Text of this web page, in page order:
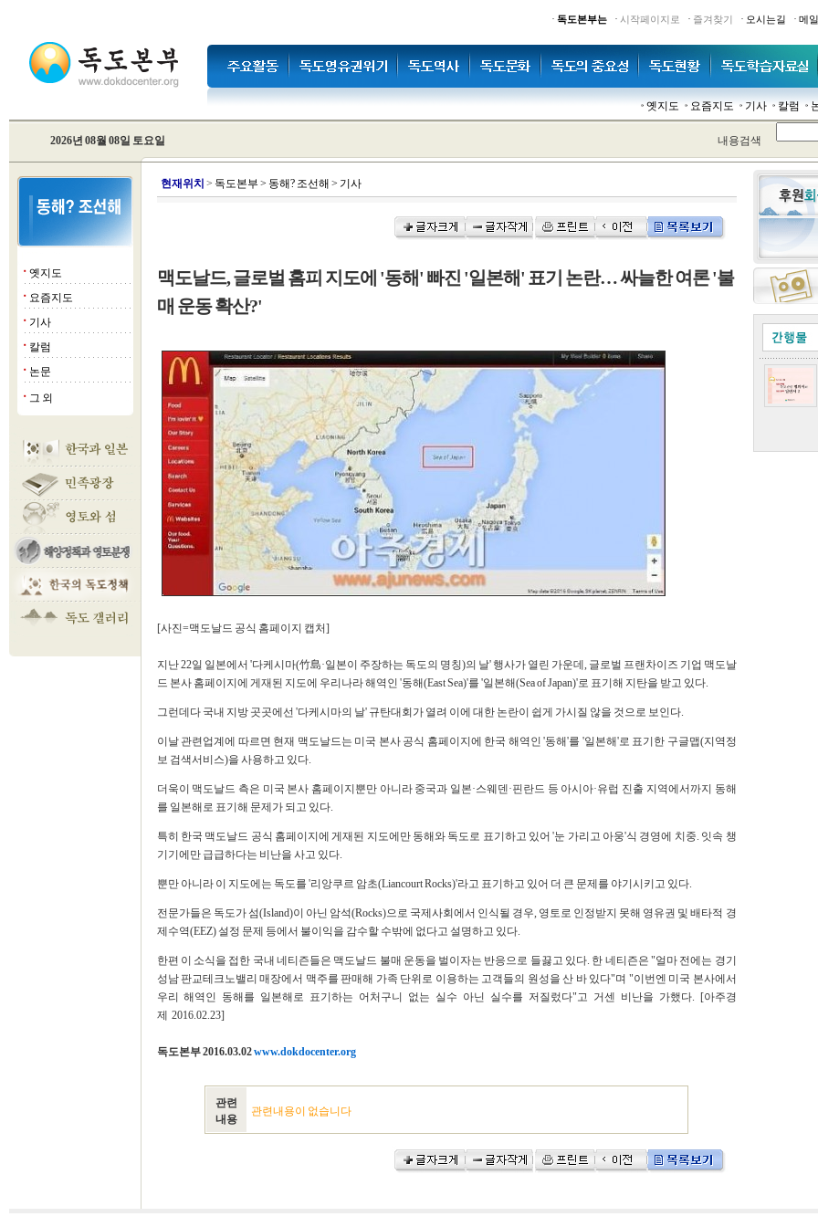
· 독도본부는 · 시작페이지로 · 즐겨찾기 · 오시는길 · 메
옛지도 요즘지도 기사 칼럼
2026년 08월 08일 토요일 내용검색
■ 옛지도
■ 요즘지도
■ 기사
■ 칼럼
■ 논문
■ 그 외
현재위치 > 독도본부 > 동해? 조선해 > 기사
맥도날드, 글로벌 홈피 지도에 '동해' 빠진 '일본해' 표기 논란… 싸늘한 여론 '불
매 운동 확산?'
[사진=맥도날드 공식 홈페이지 캡처]
지난 22일 일본에서 '다케시마(竹島·일본이 주장하는 독도의 명칭)의 날' 행사가 열린 가운데, 글로벌 프랜차이즈 기업 맥도날
드 본사 홈페이지에 게재된 지도에 우리나라 해역인 '동해(East Sea)'를 '일본해(Sea of Japan)'로 표기해 지탄을 받고 있다.
그런데다 국내 지방 곳곳에선 '다케시마의 날' 규탄대회가 열려 이에 대한 논란이 쉽게 가시질 않을 것으로 보인다.
이날 관련업계에 따르면 현재 맥도날드는 미국 본사 공식 홈페이지에 한국 해역인 '동해'를 '일본해'로 표기한 구글맵(지역정
보 검색서비스)을 사용하고 있다.
더욱이 맥도날드 측은 미국 본사 홈페이지뿐만 아니라 중국과 일본·스웨덴·핀란드 등 아시아·유럽 진출 지역에서까지 동해
를 일본해로 표기해 문제가 되고 있다.
특히 한국 맥도날드 공식 홈페이지에 게재된 지도에만 동해와 독도로 표기하고 있어 '눈 가리고 아웅'식 경영에 치중. 잇속 챙
기기에만 급급하다는 비난을 사고 있다.
뿐만 아니라 이 지도에는 독도를 '리앙쿠르 암초(Liancourt Rocks)'라고 표기하고 있어 더 큰 문제를 야기시키고 있다.
전문가들은 독도가 섬(Island)이 아닌 암석(Rocks)으로 국제사회에서 인식될 경우, 영토로 인정받지 못해 영유권 및 배타적 경
제수역(EEZ) 설정 문제 등에서 불이익을 감수할 수밖에 없다고 설명하고 있다.
한편 이 소식을 접한 국내 네티즌들은 맥도날드 불매 운동을 벌이자는 반응으로 들끓고 있다. 한 네티즌은 "얼마 전에는 경기
성남 판교테크노밸리 매장에서 맥주를 판매해 가족 단위로 이용하는 고객들의 원성을 산 바 있다"며 "이번엔 미국 본사에서
우리 해역인 동해를 일본해로 표기하는 어처구니 없는 실수 아닌 실수를 저질렀다"고 거센 비난을 가했다. [아주경
제 2016.02.23]
독도본부 2016.03.02www.dokdocenter.org
관련
내용
관련내용이 없습니다